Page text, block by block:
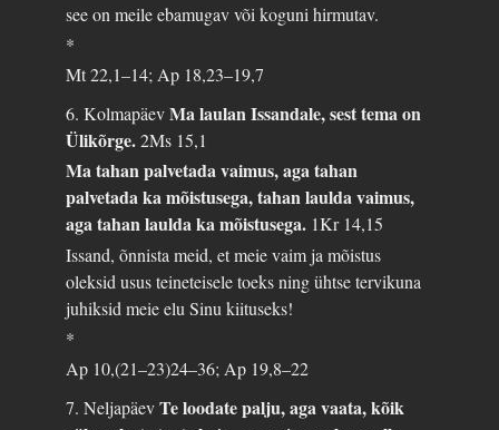
see on meile ebamugav või koguni hirmutav.
*
Mt 22,1–14; Ap 18,23–19,7
6. KolmapäevMa laulan Issandale, sest tema on
Ülikõrge.2Ms 15,1
Ma tahan palvetada vaimus, aga tahan
palvetada ka mõistusega, tahan laulda vaimus,
aga tahan laulda ka mõistusega. 1Kr 14,15
Issand, õnnista meid, et meie vaim ja mõistus
oleksid usus teineteisele toeks ning ühtse tervikuna
juhiksid meie elu Sinu kiituseks!
*
Ap 10,(21–23)24–36; Ap 19,8–22
7. NeljapäevTe loodate palju, aga vaata, kõik